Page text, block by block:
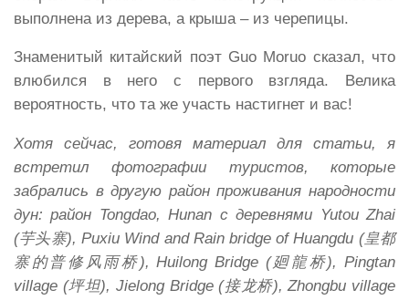
выполнена из дерева, а крыша – из черепицы.
Знаменитый китайский поэт Guo Moruo сказал, что
влюбился в него с первого взгляда. Велика
вероятность, что та же участь настигнет и вас!
Хотя сейчас, готовя материал для статьи, я
встретил фотографии туристов, которые
забрались в другую район проживания народности
дун: район Tongdao, Hunan с деревнями Yutou Zhai
(芋头寨), Puxiu Wind and Rain bridge of Huangdu (皇都
寨的普修风雨桥), Huilong Bridge (廻龍桥), Pingtan
village (坪坦), Jielong Bridge (接龙桥), Zhongbu village